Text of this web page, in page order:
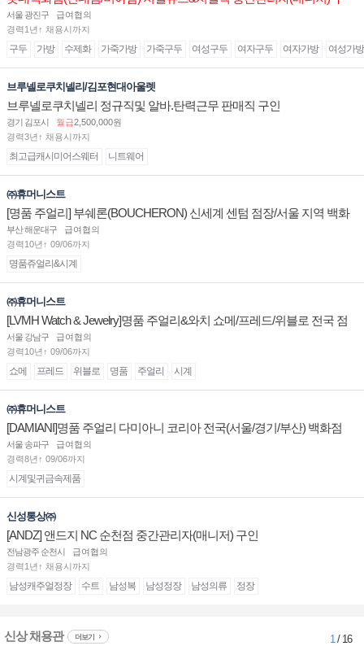
인합니다
서울 광진구
급여협의
경력1년↑ 채용시까지
구두 가방 수제화 가죽가방 가죽구두 여성구두 여자구두 여자가방 여성가방
브루넬로쿠치넬리/김포현대아울렛
브루넬로쿠치넬리 정규직및 알바.탄력근무 판매직 구인
경기 김포시 월급2,500,000원
경력3년↑ 채용시까지
최고급캐시미어스웨터 니트웨어
㈜휴머니스트
[명품 주얼리] 부쉐론(BOUCHERON) 신세계 센텀 점장/서울 지역 백화
점 판매사원 채용
부산 해운대구
급여협의
경력10년↑ 09/06까지
명품쥬얼리&시계
㈜휴머니스트
[LVMH Watch & Jewelry]명품 주얼리&와치 쇼메/프레드/위블로 전국 점
장/부점장/판매사원 채용
서울 강남구
급여협의
경력10년↑ 09/06까지
쇼메 프레드 위블로 명품 주얼리 시계
㈜휴머니스트
[DAMIANI]명품 주얼리 다미아니 코리아 전국(서울/경기/부산) 백화점
부점장/판매사원 채용
서울 송파구
급여협의
경력8년↑ 09/06까지
시계및귀금속제품
신성통상㈜
[ANDZ] 앤드지 NC 순천점 중간관리자(매니저) 구인
전남광주 순천시
급여협의
경력1년↑ 채용시까지
남성캐주얼정장 수트 남성복 남성정장 남성의류 정장
신상 채용관 더보기 1/ 16